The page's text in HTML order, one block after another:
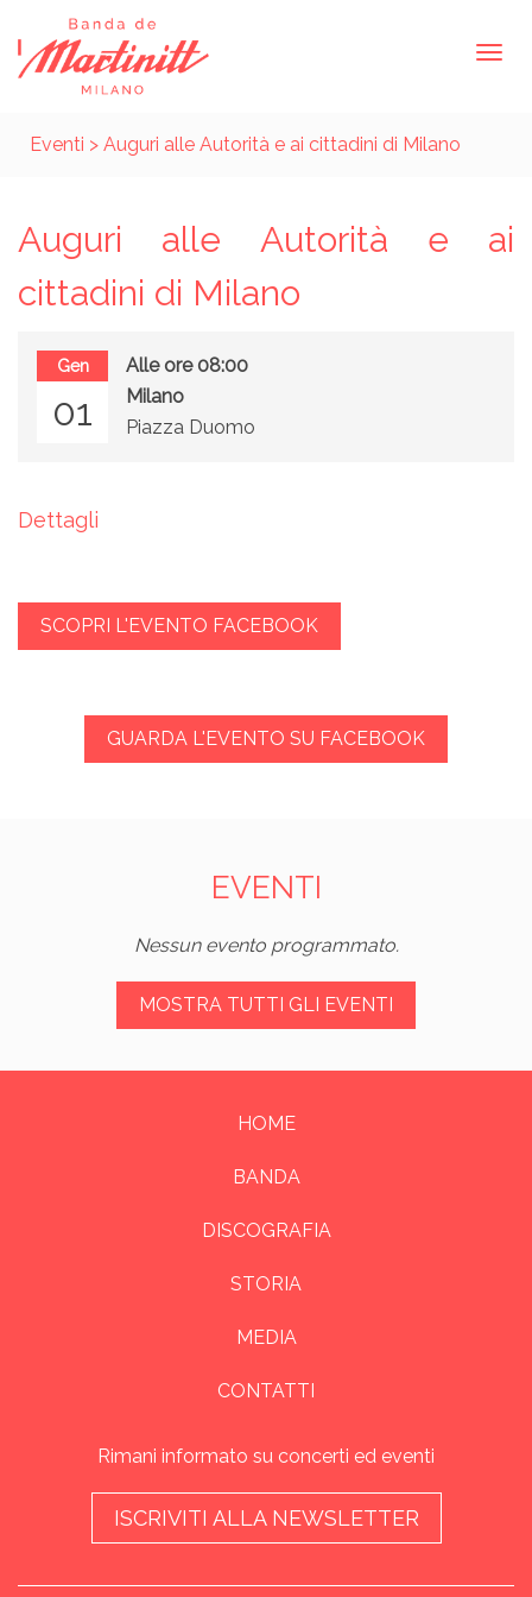
Eventi > Auguri alle Autorità e ai cittadini di Milano
Auguri alle Autorità e ai
cittadini di Milano
Gen
01
Alle ore 08:00
Milano
Piazza Duomo
Dettagli
SCOPRI L'EVENTO FACEBOOK
GUARDA L'EVENTO SU FACEBOOK
EVENTI
Nessun evento programmato.
MOSTRA TUTTI GLI EVENTI
HOME
BANDA
DISCOGRAFIA
STORIA
MEDIA
CONTATTI
Rimani informato su concerti ed eventi
ISCRIVITI ALLA NEWSLETTER